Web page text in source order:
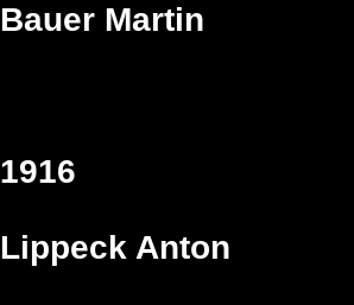
Bauer Martin
1916
Lippeck Anton